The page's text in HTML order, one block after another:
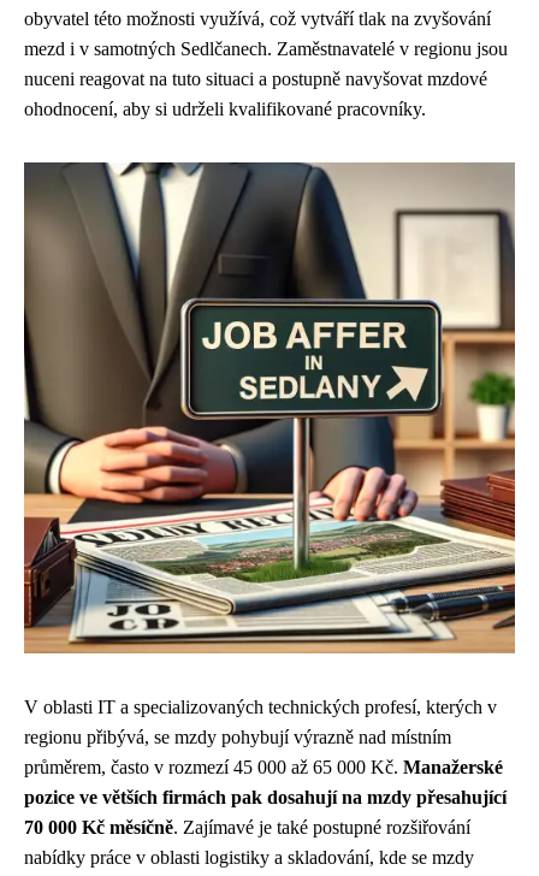
obyvatel této možnosti využívá, což vytváří tlak na zvyšování
mezd i v samotných Sedlčanech. Zaměstnavatelé v regionu jsou
nuceni reagovat na tuto situaci a postupně navyšovat mzdové
ohodnocení, aby si udrželi kvalifikované pracovníky.
V oblasti IT a specializovaných technických profesí, kterých v
regionu přibývá, se mzdy pohybují výrazně nad místním
průměrem, často v rozmezí 45 000 až 65 000 Kč. Manažerské
pozice ve větších firmách pak dosahují na mzdy přesahující
70 000 Kč měsíčně. Zajímavé je také postupné rozšiřování
nabídky práce v oblasti logistiky a skladování, kde se mzdy